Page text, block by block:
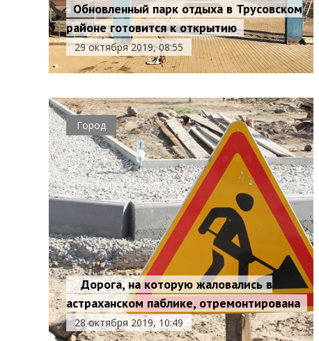
Обновленный парк отдыха в Трусовском
районе готовится к открытию
29 октября 2019, 08:55
Город
Дорога, на которую жаловались в
астраханском паблике, отремонтирована
28 октября 2019, 10:49